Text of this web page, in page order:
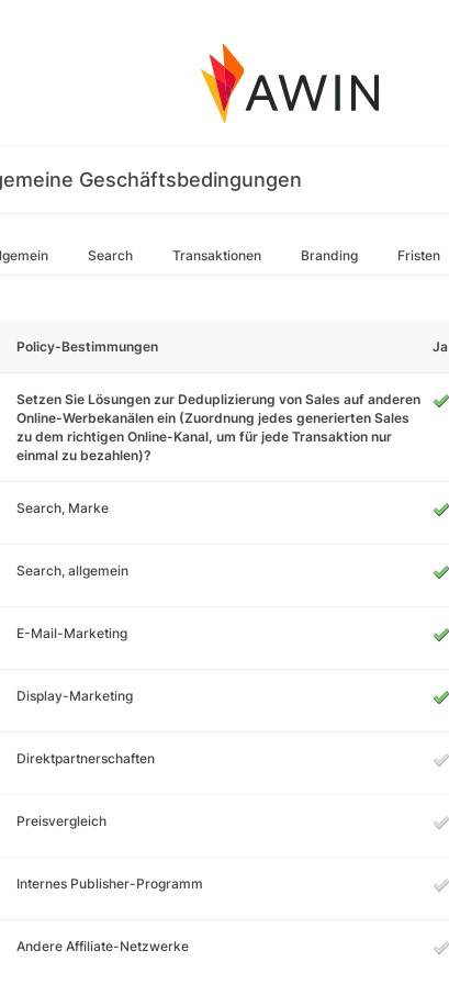
Geschäftsbedingungen
Search Transaktionen Branding Fristen
Policy-Bestimmungen Ja
Setzen Sie Lösungen zur Deduplizierung von Sales auf anderen
Online-Werbekanälen ein (Zuordnung jedes generierten Sales
zu dem richtigen Online-Kanal, um für jede Transaktion nur
einmal zu bezahlen)?
Search, Marke
Search, allgemein
E-Mail-Marketing
Display-Marketing
Direktpartnerschaften
Preisvergleich
Internes Publisher-Programm
Andere Affiliate-Netzwerke